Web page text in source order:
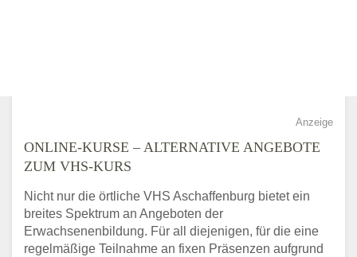
Anzeige
ONLINE-KURSE – ALTERNATIVE ANGEBOTE
ZUM VHS-KURS
Nicht nur die örtliche VHS Aschaffenburg bietet ein
breites Spektrum an Angeboten der
Erwachsenenbildung. Für all diejenigen, für die eine
regelmäßige Teilnahme an fixen Präsenzen aufgrund